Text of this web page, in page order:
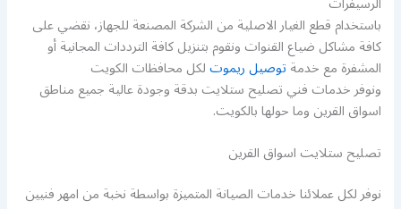
باستخدام قطع الغيار الاصلية من الشركة المصنعة للجهاز، نقضي على
كافة مشاكل ضياع القنوات ونقوم بتنزيل كافة الترددات المجانية أو
المشفرة مع خدمةتوصيل ريموتلكل محافظات الكويت
ونوفر خدمات فني تصليح ستلايت بدقة وجودة عالية جميع مناطق
اسواق القرين وما حولها بالكويت.
تصليح ستلايت اسواق القرين
نوفر لكل عملائنا خدمات الصيانة المتميزة بواسطة نخبة من امهر فنيين